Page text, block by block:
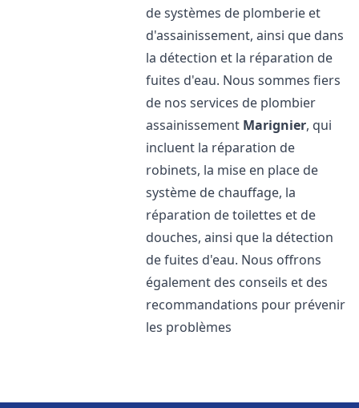
de systèmes de plomberie et
d'assainissement, ainsi que dans
la détection et la réparation de
fuites d'eau. Nous sommes fiers
de nos services de plombier
assainissement Marignier, qui
incluent la réparation de
robinets, la mise en place de
système de chauffage, la
réparation de toilettes et de
douches, ainsi que la détection
de fuites d'eau. Nous offrons
également des conseils et des
recommandations pour prévenir
les problèmes